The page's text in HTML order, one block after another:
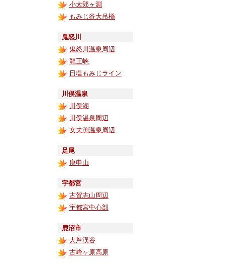
小太郎ヶ淵
もみじ谷大吊橋
鬼怒川
鬼怒川温泉周辺
龍王峡
日塩もみじライン
川俣温泉
川俣湖
川俣温泉周辺
女夫渕温泉周辺
足尾
庚申山
宇都宮
古賀志山周辺
宇都宮中心部
鹿沼市
大芦渓谷
古峰ヶ原高原